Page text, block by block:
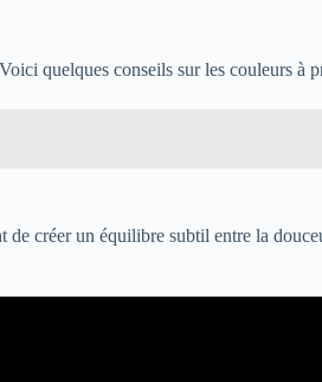
quelques conseils sur les couleurs à
créer un équilibre subtil entre la